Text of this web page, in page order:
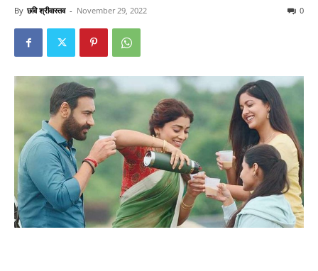
By छवि श्रीवास्तव - November 29, 2022 0